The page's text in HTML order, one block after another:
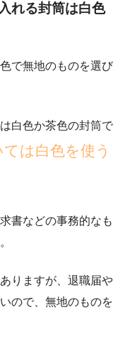
れる封筒は白色
で無地のものを選び
白色か茶色の封筒で
は白色を使う
書などの事務的なも
りますが、退職届や
ので、無地のものを